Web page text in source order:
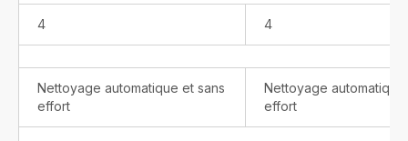
4 4
Nettoyage automatique et sans
effort
Nettoyage automatique
effort